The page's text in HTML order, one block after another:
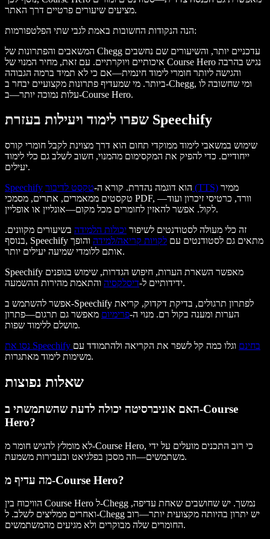
מציעים שיעורים פרטיים דרך האתר.
הנה הנקודות החשובות באמת לגבי שתי הפלטפורמות:
המשאבים והפתרונות של Chegg עדכניים יותר, והשיעורים שם נחשבים
איכותיים ויוקרתיים. עם זאת, מחיר המנוי של Course Hero נגיש בהרבה
והגישה ליותר חומרי לימוד חינמית—אם כי לא תמיד ברמה הגבוהה
ביותר. מי שמעדיף פתרונות מקצועיים יבחר ב-Chegg, ומי שחשובה לו
עלות נמוכה יותר—ב-Course Hero.
שפרו לימוד ויעילות בעזרת Speechify
שימוש במשאבי לימוד ממוקדי תחום הוא דרך מצוינת לקבל חומרי קורס
ייחודיים. כדי להפיק את המקסימום מהמנוי, חשוב לשלב גם כלי לימוד
יעילים.
Speechify
הוא דוגמה נהדרת. קורא ה- טקסט לדיבור (TTS)
טקסטים ממאמרים, אתרים, מסמכי PDF, וורד, כרטיסי זיכרון ועוד—
לקול. אפשר להאזין לחומרים מכל מקום—אונליין או אופליין.
זה כלי מעולה לסטודנטים לשיפור יכולות הלמידה בשיעורים מקוונים.
בנוסף, Speechify מתאים גם לסטודנטים עם לקויות קריאה/למידה והופך
אותם ללומדי שמיעה יעילים יותר.
Speechify מאפשר השארת הערות, חיפוש הגדרות, שימוש בגופנים
ידידותיים ל-דיסלקסיה
והתאמת מהירות ההשמעה.
אפשר להשתמש ב-Speechify לפתרון תרגולים, בדיקת דקדוק, קריאת
הערות ומענה בקול רם. מנוי ה-פרימיום מאפשר גם תרגום—פתרון
מושלם ללימוד שפות.
נסו את Speechify בחינם וגלו כמה קל לשפר את הקריאה ולהתמודד עם
משימות לימוד מאתגרות.
שאלות נפוצות
האם אוניברסיטה יכולה לדעת שהשתמשתי ב-Course
Hero?
לא מומלץ להגיש חומר מ-Course Hero, כי רוב התכנים מועלים על ידי
משתמשים—וזה מסכן בפלגיאט ובעבירות משמעת.
מה עדיף מ-Course Hero?
הוויכוח בין Course Hero ל-Chegg נמשך. יש שחושבים שאחת עדיפה,
ואחרים ממליצים לשלב. ל-Chegg יש יתרון בהיותה מקצועית יותר—רוב
החומרים שלה מבוקרים ולא מגיעים מהמשתמשים.